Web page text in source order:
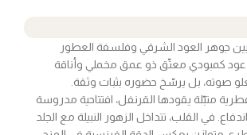
بين جوهر العود الشرقي وفلسفة العطور
عود كمبودي معتّق ذو عمق مخملي وأناقة
صوته، بل يرسّخ حضوره بثبات وثقة.
متبّلة يقودها القرنفل، افتتاحية مدروسة
في القلب، تتداخل الزهور النبيلة مع الجلد